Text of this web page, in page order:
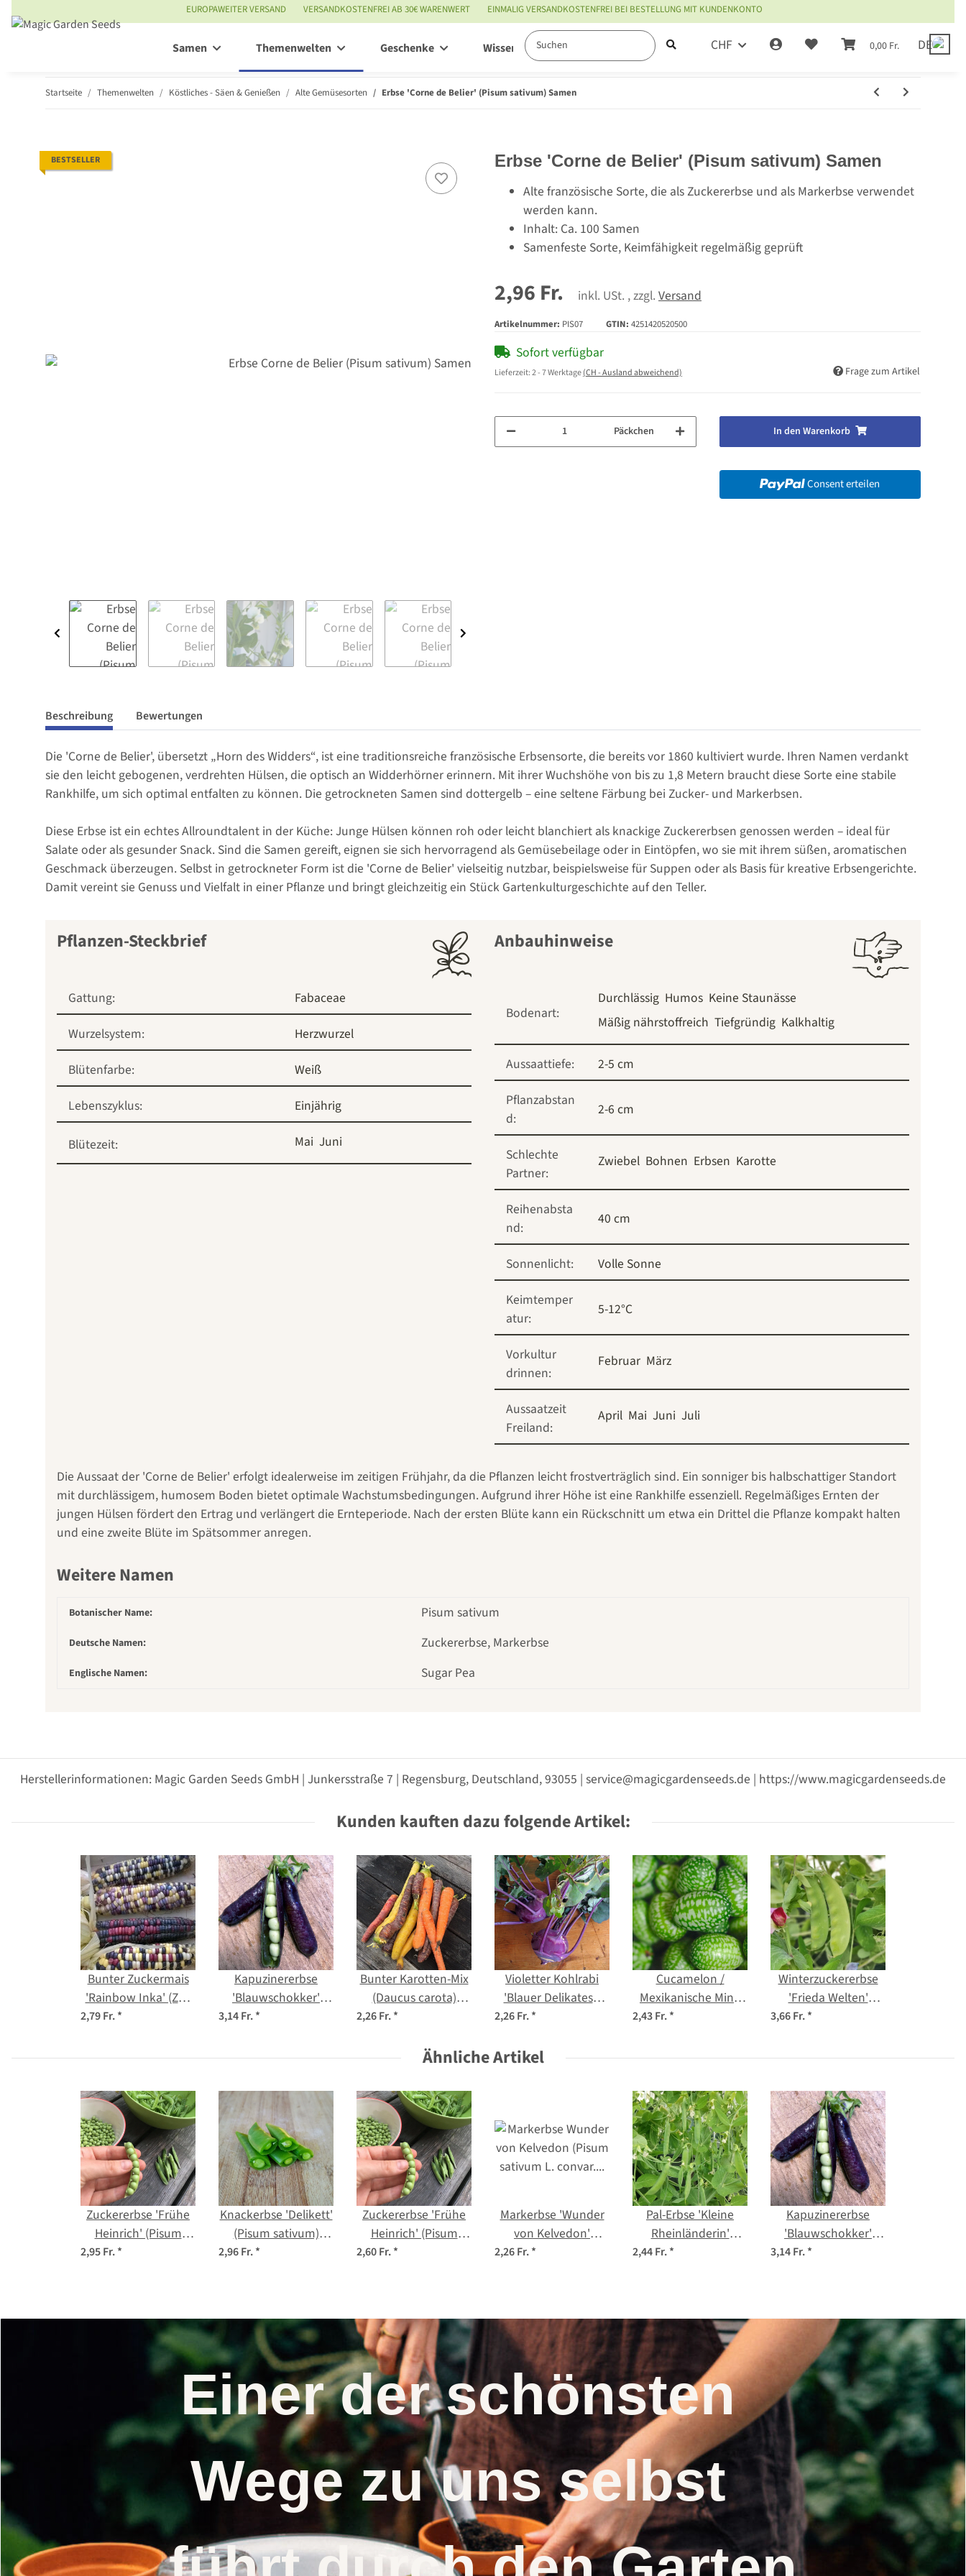
EUROPAWEITER VERSAND VERSANDKOSTENFREI AB 30€ WARENWERT EINMALIG VERSANDKOSTENFREI BEI BESTELLUNG MIT KUNDENKONTO
CHF 0,00 Fr. DE
Samen Themenwelten Geschenke Wissenswertes
Startseite Themenwelten Köstliches - Säen & Genießen Alte Gemüsesorten Erbse 'Corne de Belier' (Pisum sativum) Samen
BESTSELLER Erbse 'Corne de Belier' (Pisum sativum) Samen
Alte französische Sorte, die als Zuckererbse und als Markerbse verwendet
werden kann.
Inhalt: Ca. 100 Samen
Samenfeste Sorte, Keimfähigkeit regelmäßig geprüft
2,96 Fr. inkl. USt. , zzgl. Versand
Artikelnummer: PIS07 GTIN: 4251420520500
Sofort verfügbar
Lieferzeit:2 - 7 Werktage(CH - Ausland abweichend) Frage zum Artikel
Päckchen In den Warenkorb
Consent erteilen
Beschreibung Bewertungen
Die 'Corne de Belier', übersetzt „Horn des Widders“, ist eine traditionsreiche französische Erbsensorte, die bereits vor 1860 kultiviert wurde. Ihren Namen verdankt
sie den leicht gebogenen, verdrehten Hülsen, die optisch an Widderhörner erinnern. Mit ihrer Wuchshöhe von bis zu 1,8 Metern braucht diese Sorte eine stabile
Rankhilfe, um sich optimal entfalten zu können. Die getrockneten Samen sind dottergelb – eine seltene Färbung bei Zucker- und Markerbsen.
Diese Erbse ist ein echtes Allroundtalent in der Küche: Junge Hülsen können roh oder leicht blanchiert als knackige Zuckererbsen genossen werden – ideal für
Salate oder als gesunder Snack. Sind die Samen gereift, eignen sie sich hervorragend als Gemüsebeilage oder in Eintöpfen, wo sie mit ihrem süßen, aromatischen
Geschmack überzeugen. Selbst in getrockneter Form ist die 'Corne de Belier' vielseitig nutzbar, beispielsweise für Suppen oder als Basis für kreative Erbsengerichte.
Damit vereint sie Genuss und Vielfalt in einer Pflanze und bringt gleichzeitig ein Stück Gartenkulturgeschichte auf den Teller.
Pflanzen-Steckbrief
Gattung:
Fabaceae
Wurzelsystem:
Herzwurzel
Blütenfarbe:
Weiß
Lebenszyklus:
Einjährig
Blütezeit: Mai Juni
Anbauhinweise
Bodenart:
Durchlässig Humos Keine Staunässe
Mäßig nährstoffreich Tiefgründig Kalkhaltig
Aussaattiefe:
2-5 cm
Pflanzabstan
d:
2-6 cm
Schlechte
Partner:
Zwiebel Bohnen Erbsen Karotte
Reihenabsta
nd:
40 cm
Sonnenlicht:
Volle Sonne
Keimtemper
atur:
5-12°C
Vorkultur
drinnen:
Februar März
Aussaatzeit
Freiland:
April Mai Juni Juli
Die Aussaat der 'Corne de Belier' erfolgt idealerweise im zeitigen Frühjahr, da die Pflanzen leicht frostverträglich sind. Ein sonniger bis halbschattiger Standort
mit durchlässigem, humosem Boden bietet optimale Wachstumsbedingungen. Aufgrund ihrer Höhe ist eine Rankhilfe essenziell. Regelmäßiges Ernten der
jungen Hülsen fördert den Ertrag und verlängert die Ernteperiode. Nach der ersten Blüte kann ein Rückschnitt um etwa ein Drittel die Pflanze kompakt halten
und eine zweite Blüte im Spätsommer anregen.
Weitere Namen
Botanischer Name: Pisum sativum
Deutsche Namen: Zuckererbse, Markerbse
Englische Namen: Sugar Pea
Herstellerinformationen: Magic Garden Seeds GmbH | Junkersstraße 7 | Regensburg, Deutschland, 93055 | service@magicgardenseeds.de | https://www.magicgardenseeds.de
Kunden kauften dazu folgende Artikel:
Bunter Zuckermais
'Rainbow Inka' (Zea
mays) Bio Saatgut
2,79 Fr.*
Kapuzinererbse
'Blauwschokker'
(Pisum sativum) Bio
3,14 Fr.*
Bunter Karotten-Mix
(Daucus carota)
Samen
2,26 Fr.*
Violetter Kohlrabi
'Blauer Delikatess'
(Brassica oleracea
Samen
2,26 Fr.*
Cucamelon /
Mexikanische Mini-
Gurke (Melothria
2,43 Fr.*
Winterzuckererbse
'Frieda Welten'
(Pisum sativum) Bio
3,66 Fr.*
Ähnliche Artikel
Zuckererbse 'Frühe
Heinrich' (Pisum
sativum) Bio Saatgut
2,95 Fr.*
Knackerbse 'Delikett'
(Pisum sativum)
Samen
2,96 Fr.*
Zuckererbse 'Frühe
Heinrich' (Pisum
sativum) Samen
2,60 Fr.*
Markerbse 'Wunder
von Kelvedon'
(Pisum sativum L.
2,26 Fr.*
Pal-Erbse 'Kleine
Rheinländerin'
(Pisum sativum)
2,44 Fr.*
Kapuzinererbse
'Blauwschokker'
(Pisum sativum) Bio
3,14 Fr.*
Einer der schönsten
Wege zu uns selbst